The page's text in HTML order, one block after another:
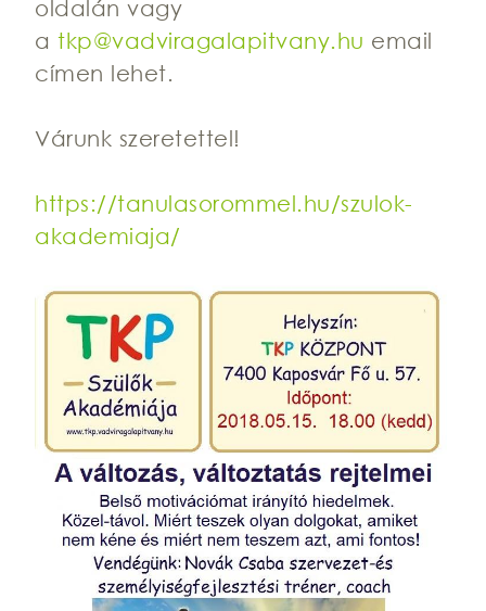
oldalán vagy
atkp@vadviragalapitvany.hu email
címen lehet.
Várunk szeretettel!
https://tanulasorommel.hu/szulok-
akademiaja/